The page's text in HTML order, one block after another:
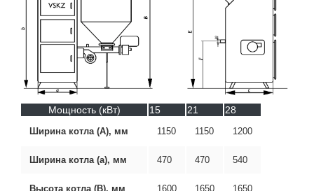
Мощность (кВт) 15 21 28
Ширина котла (А), мм 1150 1150 1200
Ширина котла (а), мм 470 470 540
Высота котла (В), мм 1600 1650 1650